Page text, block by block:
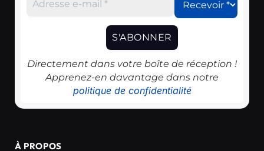
Directement dans votre boîte de réception !
Apprenez-en davantage dans notre
politique de confidentialité
À PROPOS